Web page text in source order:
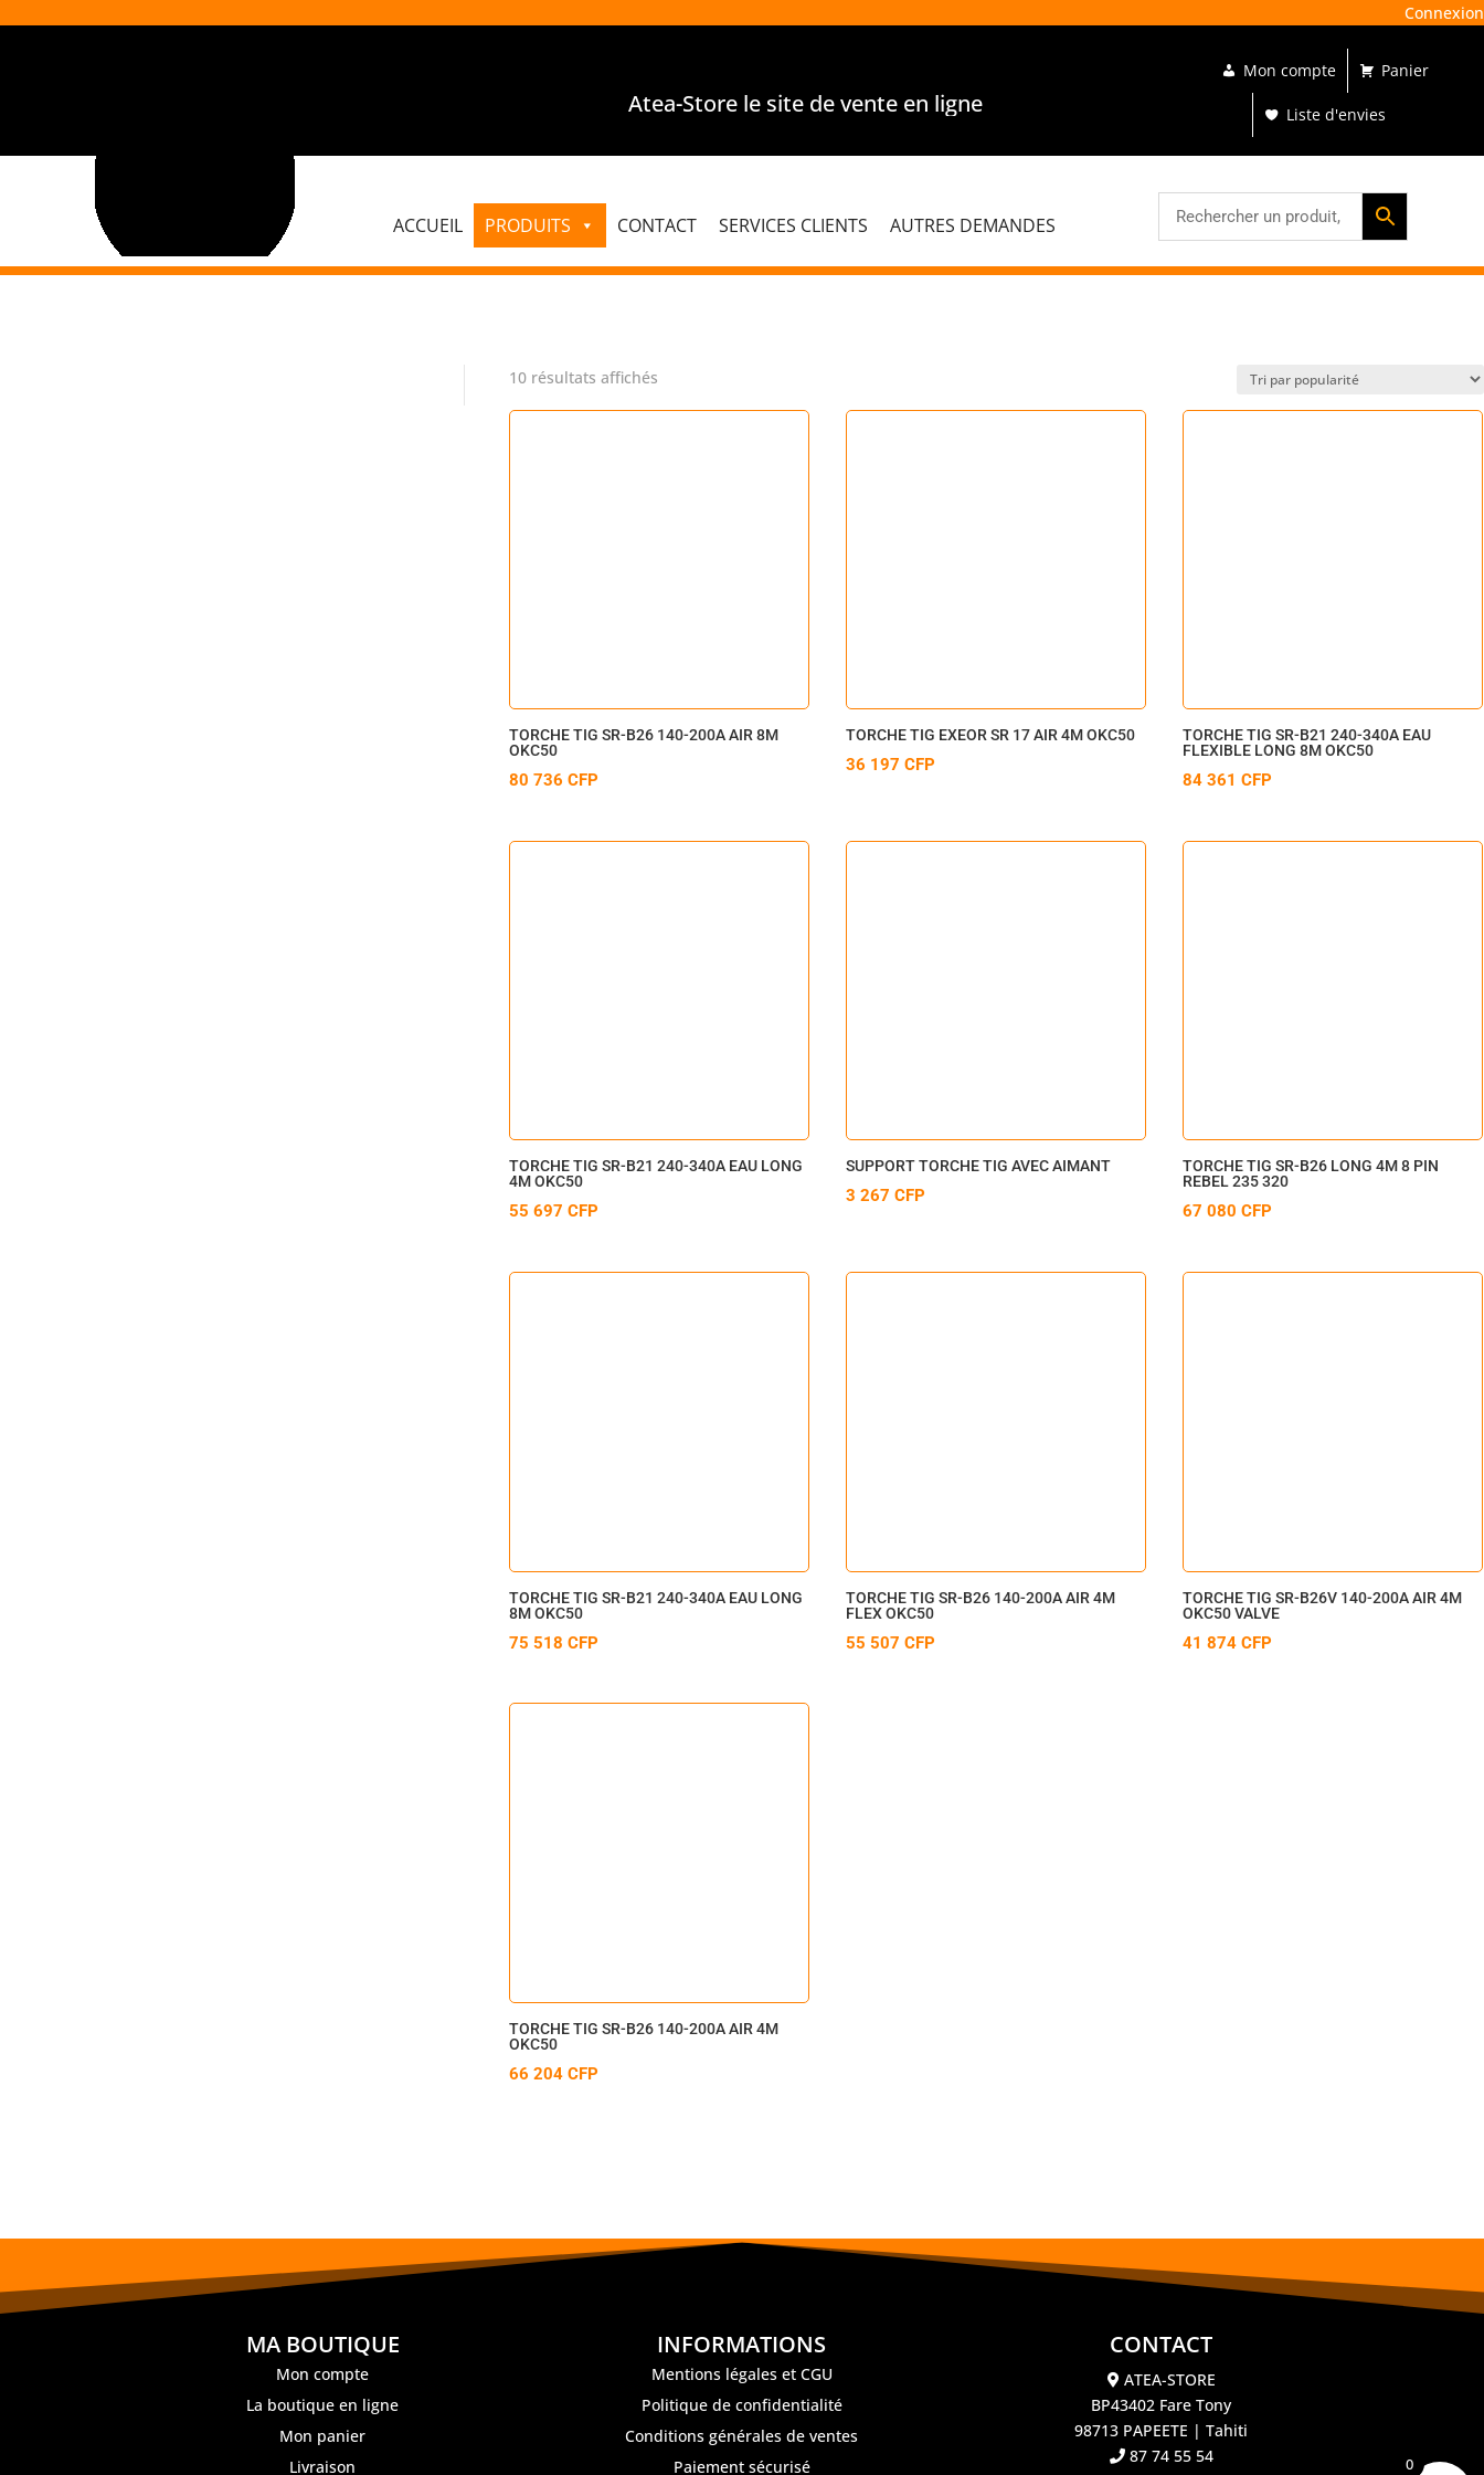
Connexion
Atea-Store le site de vente en ligne pour les îles
Mon compte Panier
Liste d'envies
ACCUEIL PRODUITS CONTACT SERVICES CLIENTS AUTRES DEMANDES
10 résultats affichés
TORCHE TIG SR-B26 140-200A AIR 8M
OKC50
80 736CFP
TORCHE TIG EXEOR SR 17 AIR 4M OKC50
36 197CFP
TORCHE TIG SR-B21 240-340A EAU
FLEXIBLE LONG 8M OKC50
84 361CFP
TORCHE TIG SR-B21 240-340A EAU LONG
4M OKC50
55 697CFP
SUPPORT TORCHE TIG AVEC AIMANT
3 267CFP
TORCHE TIG SR-B26 LONG 4M 8 PIN
REBEL 235 320
67 080CFP
TORCHE TIG SR-B21 240-340A EAU LONG
8M OKC50
75 518CFP
TORCHE TIG SR-B26 140-200A AIR 4M
FLEX OKC50
55 507CFP
TORCHE TIG SR-B26V 140-200A AIR 4M
OKC50 VALVE
41 874CFP
TORCHE TIG SR-B26 140-200A AIR 4M
OKC50
66 204CFP
MA BOUTIQUE
Mon compte
La boutique en ligne
Mon panier
Livraison
INFORMATIONS
Mentions légales et CGU
Politique de confidentialité
Conditions générales de ventes
Paiement sécurisé
CONTACT
ATEA-STORE
BP43402 Fare Tony
98713 PAPEETE | Tahiti
87 74 55 54
0